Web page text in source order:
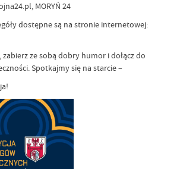
MORYŃ 24
dostępne są na stronie internetowej:
ze sobą dobry humor i dołącz do
Spotkajmy się na starcie –